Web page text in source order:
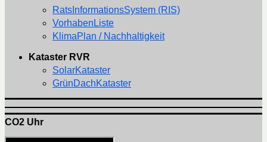
RatsInformationsSystem (RIS)
VorhabenListe
KlimaPlan / Nachhaltigkeit
Kataster RVR
SolarKataster
GrünDachKataster
CO2 Uhr